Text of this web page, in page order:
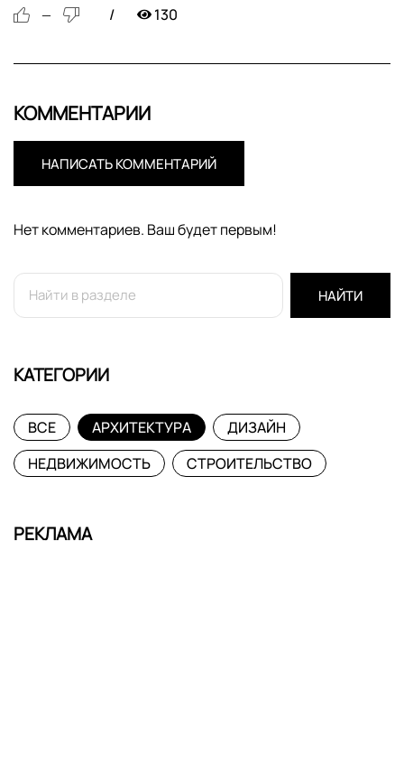
— 130
КОММЕНТАРИИ
НАПИСАТЬ КОММЕНТАРИЙ
Нет комментариев. Ваш будет первым!
НАЙТИ
КАТЕГОРИИ
ВСЕ АРХИТЕКТУРА
ДИЗАЙН
НЕДВИЖИМОСТЬ
СТРОИТЕЛЬСТВО
РЕКЛАМА